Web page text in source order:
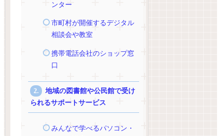
ンター
市町村が開催するデジタル
相談会や教室
携帯電話会社のショップ窓
口
地域の図書館や公民館で受け
られるサポートサービス
みんなで学べるパソコン・